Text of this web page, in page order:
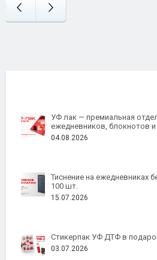
УФ лак — премиальная
ежедневников, блокнотов
04.08.2026
Тиснение на ежедневниках
100 шт.
15.07.2026
Стикерпак УФ ДТФ в
03.07.2026